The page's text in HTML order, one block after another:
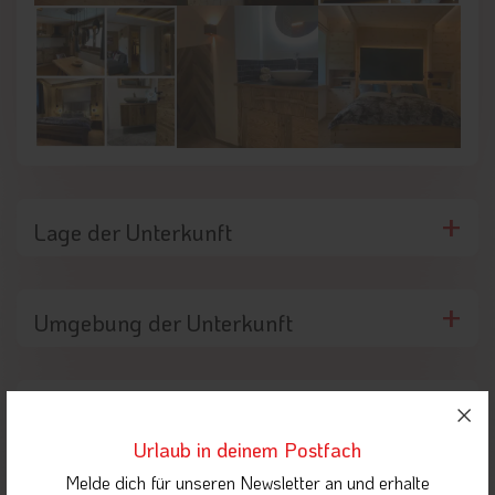
Arena. Die abwechslungsreichen Skigebiete bieten ideale
Bedingungen für Familien, Genuss-Skifahrer und sportlich
Ambitionierte. Ergänzt wird das Winterangebot durch
Winterwanderwege, Langlaufloipen und Rodelmöglichkeiten,
die den Urlaub in der verschneiten Bergwelt perfekt abrunden.
Lage der Unterkunft
Umgebung der Unterkunft
Urlaub in deinem Postfach
Melde dich für unseren Newsletter an und erhalte